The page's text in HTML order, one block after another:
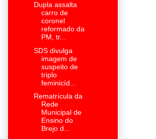
Dupla assalta
carro de
coronel
reformado da
PM, tr...
SDS divulga
imagem de
suspeito de
triplo
feminicíd...
Rematrícula da
Rede
Municipal de
Ensino do
Brejo d...